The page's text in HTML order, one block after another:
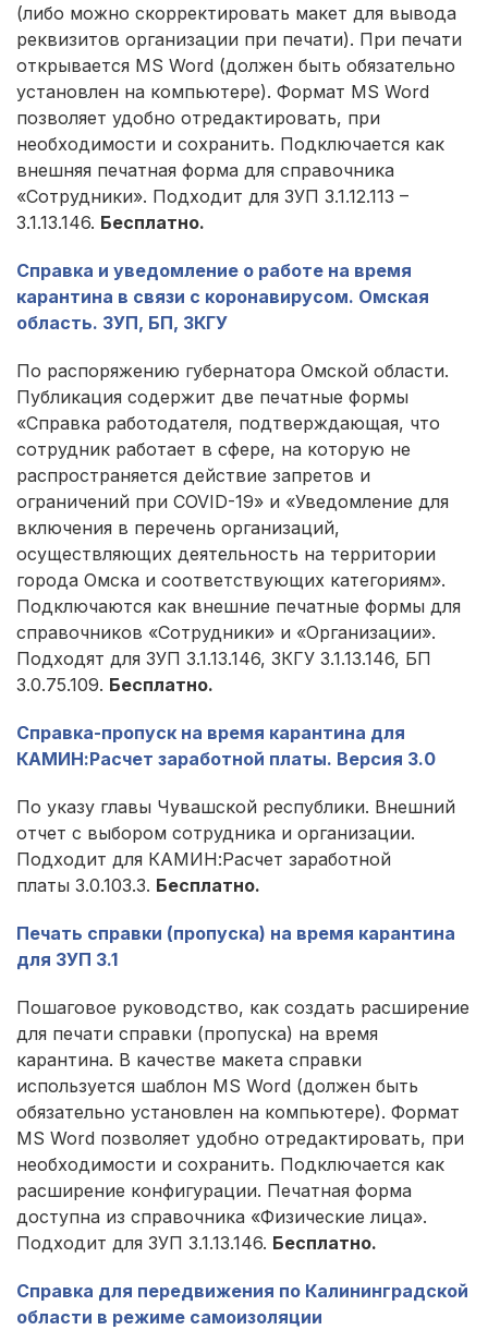
(либо можно скорректировать макет для вывода
реквизитов организации при печати). При печати
открывается MS Word (должен быть обязательно
установлен на компьютере). Формат MS Word
позволяет удобно отредактировать, при
необходимости и сохранить. Подключается как
внешняя печатная форма для справочника
«Сотрудники». Подходит для ЗУП 3.1.12.113 –
3.1.13.146. Бесплатно.
Справка и уведомление о работе на время
карантина в связи с коронавирусом. Омская
область. ЗУП, БП, ЗКГУ
По распоряжению губернатора Омской области.
Публикация содержит две печатные формы
«Справка работодателя, подтверждающая, что
сотрудник работает в сфере, на которую не
распространяется действие запретов и
ограничений при COVID-19» и «Уведомление для
включения в перечень организаций,
осуществляющих деятельность на территории
города Омска и соответствующих категориям».
Подключаются как внешние печатные формы для
справочников «Сотрудники» и «Организации».
Подходят для ЗУП 3.1.13.146, ЗКГУ 3.1.13.146, БП
3.0.75.109. Бесплатно.
Справка-пропуск на время карантина для
КАМИН:Расчет заработной платы. Версия 3.0
По указу главы Чувашской республики. Внешний
отчет с выбором сотрудника и организации.
Подходит для КАМИН:Расчет заработной
платы 3.0.103.3. Бесплатно.
Печать справки (пропуска) на время карантина
для ЗУП 3.1
Пошаговое руководство, как создать расширение
для печати справки (пропуска) на время
карантина. В качестве макета справки
используется шаблон MS Word (должен быть
обязательно установлен на компьютере). Формат
MS Word позволяет удобно отредактировать, при
необходимости и сохранить. Подключается как
расширение конфигурации. Печатная форма
доступна из справочника «Физические лица».
Подходит для ЗУП 3.1.13.146. Бесплатно.
Справка для передвижения по Калининградской
области в режиме самоизоляции